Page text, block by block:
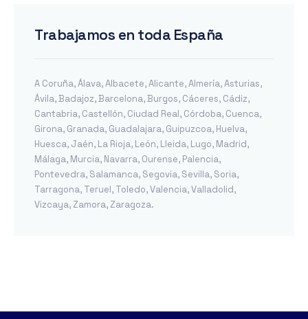
Trabajamos en toda España
A Coruña,Álava,Albacete,Alicante,Almería,Asturias,
Ávila,Badajoz,Barcelona,Burgos, Cáceres, Cádiz,
Cantabria, Castellón, Ciudad Real, Córdoba, Cuenca,
Girona, Granada, Guadalajara, Guipuzcoa, Huelva,
Huesca, Jaén, La Rioja, León, Lleida, Lugo, Madrid,
Málaga, Murcia, Navarra, Ourense, Palencia,
Pontevedra, Salamanca, Segovia, Sevilla, Soria,
Tarragona, Teruel, Toledo,Valencia,Valladolid,
Vizcaya, Zamora, Zaragoza.